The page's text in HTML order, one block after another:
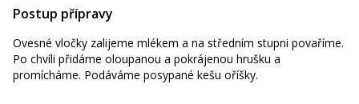
Postup přípravy
Ovesné vločky zalijeme mlékem a na středním stupni povaříme.
Po chvíli přidáme oloupanou a pokrájenou hrušku a
promícháme. Podáváme posypané kešu oříšky.